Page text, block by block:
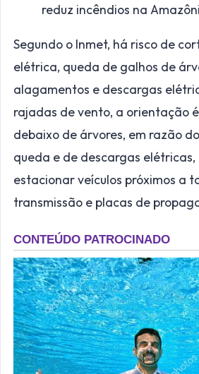
reduz incêndios na
Segundo o Inmet, há risco de
elétrica, queda de galhos de
alagamentos e descargas
rajadas de vento, a orientação
debaixo de árvores, em razão
queda e de descargas elétricas,
estacionar veículos próximos a
transmissão e placas de